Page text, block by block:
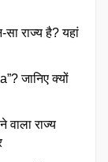
राज्य है? यहां
जानिए क्यों
वाला राज्य